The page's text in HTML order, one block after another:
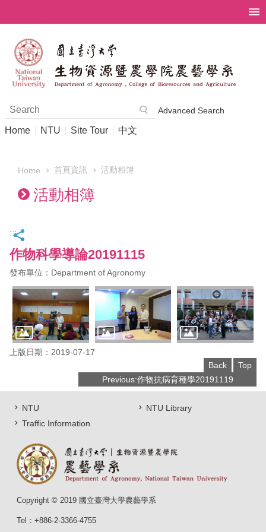
Advanced Search
Home NTU Site Tour 中文
Home 首頁資訊 活動相簿
活動相簿
:::
作物科學導論20191115
發布單位：Department of Agronomy
上版日期：2019-07-17
Back
Top
Previous:作物抗病育種學20191119
NTU
NTU Library
Traffic Information
Copyright © 2019 國立臺灣大學農藝學系
Tel：+886-2-3366-4755